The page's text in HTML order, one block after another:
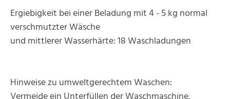
Ergiebigkeit bei einer Beladung mit 4 - 5 kg normal
verschmutzter Wäsche
und mittlerer Wasserhärte: 18 Waschladungen
Hinweise zu umweltgerechtem Waschen: